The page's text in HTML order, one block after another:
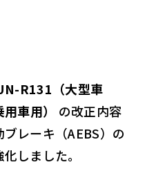
R131（大型車
車用）
の改正内容
レーキ（AEBS）の
しました。